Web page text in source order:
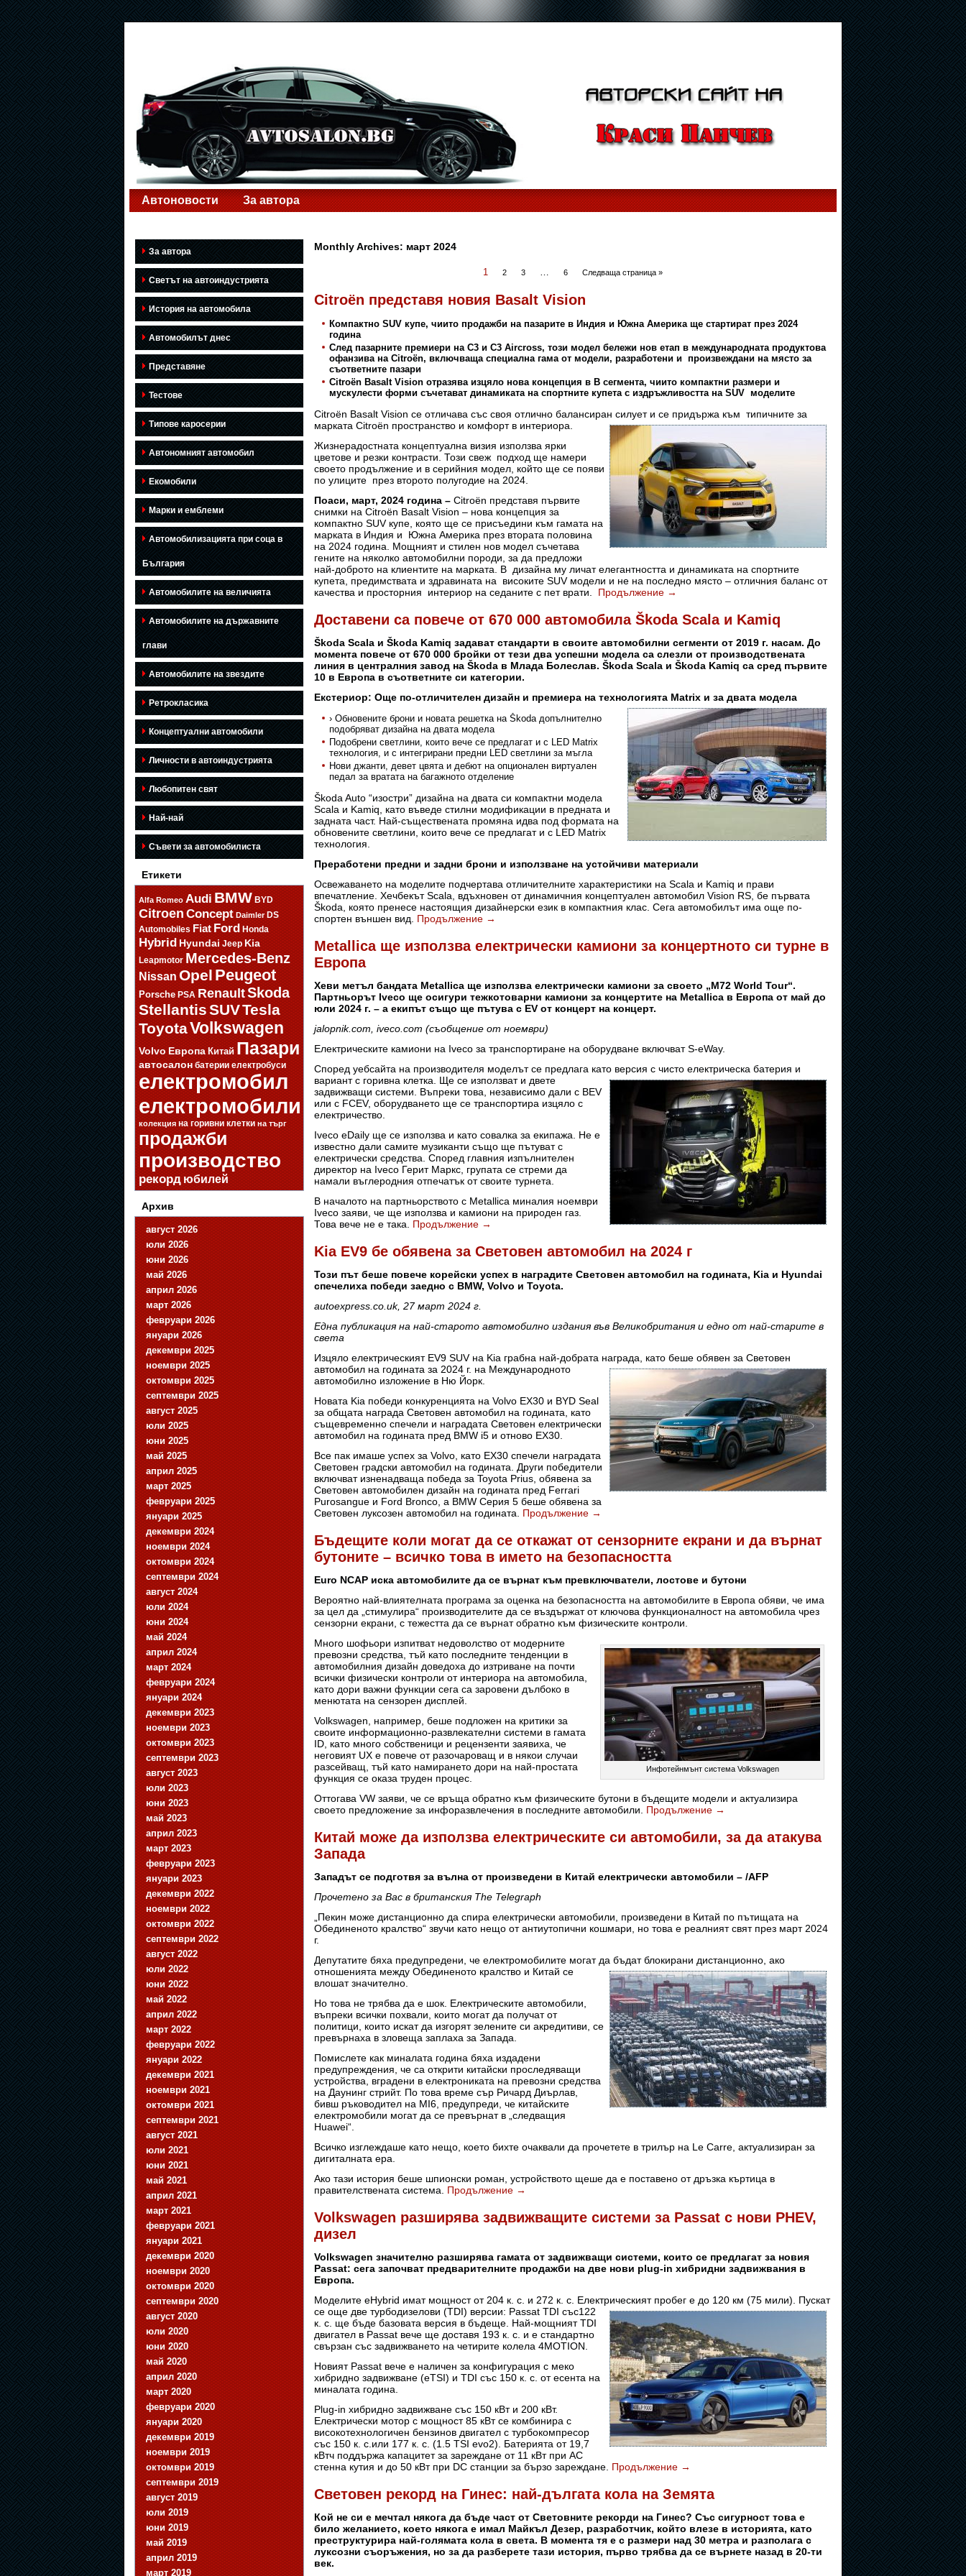
Автоновости За автора
За автора
Светът на автоиндустрията
История на автомобила
Автомобилът днес
Представяне
Тестове
Типове каросерии
Автономният автомобил
Екомобили
Марки и емблеми
Автомобилизацията при соца в
България
Автомобилите на величията
Автомобилите на държавните
глави
Автомобилите на звездите
Ретрокласика
Концептуални автомобили
Личности в автоиндустрията
Любопитен свят
Най-най
Съвети за автомобилиста
Етикети
Alfa Romeo Audi BMW BYD
Citroen Concept Daimler DS
Automobiles Fiat Ford Honda
HybridHyundai Jeep Kia
Leapmotor Mercedes-Benz
Nissan Opel Peugeot
Porsche PSA RenaultSkoda
StellantisSUVTesla
ToyotaVolkswagen
Volvo Европа Китай Пазари
автосалон батерии електробуси
електромобил
електромобили
колекция на горивни клетки на търг
продажби
производство
рекорд юбилей
Архив
август 2026
юли 2026
юни 2026
май 2026
април 2026
март 2026
февруари 2026
януари 2026
декември 2025
ноември 2025
октомври 2025
септември 2025
август 2025
юли 2025
юни 2025
май 2025
април 2025
март 2025
февруари 2025
януари 2025
декември 2024
ноември 2024
октомври 2024
септември 2024
август 2024
юли 2024
юни 2024
май 2024
април 2024
март 2024
февруари 2024
януари 2024
декември 2023
ноември 2023
октомври 2023
септември 2023
август 2023
юли 2023
юни 2023
май 2023
април 2023
март 2023
февруари 2023
януари 2023
декември 2022
ноември 2022
октомври 2022
септември 2022
август 2022
юли 2022
юни 2022
май 2022
април 2022
март 2022
февруари 2022
януари 2022
декември 2021
ноември 2021
октомври 2021
септември 2021
август 2021
юли 2021
юни 2021
май 2021
април 2021
март 2021
февруари 2021
януари 2021
декември 2020
ноември 2020
октомври 2020
септември 2020
август 2020
юли 2020
юни 2020
май 2020
април 2020
март 2020
февруари 2020
януари 2020
декември 2019
ноември 2019
октомври 2019
септември 2019
август 2019
юли 2019
юни 2019
май 2019
април 2019
март 2019
Monthly Archives: март 2024
1 2 3 … 6 Следваща страница »
Citroën представя новия Basalt Vision
Компактно SUV купе, чиито продажби на пазарите в Индия и Южна Америка ще стартират през 2024
година
След пазарните премиери на C3 и C3 Aircross, този модел бележи нов етап в международната продуктова
офанзива на Citroën, включваща специална гама от модели, разработени и произвеждани на място за
съответните пазари
Citroën Basalt Vision отразява изцяло нова концепция в В сегмента, чиито компактни размери и
мускулести форми съчетават динамиката на спортните купета с издръжливостта на SUV моделите
Citroën Basalt Vision се отличава със своя отлично балансиран силует и се придържа към типичните за
марката Citroën пространство и комфорт в интериора.
Жизнерадостната концептуална визия използва ярки
цветове и резки контрасти. Този свеж подход ще намери
своето продължение и в серийния модел, който ще се появи
по улиците през второто полугодие на 2024.
Поаси, март, 2024 година – Citroën представя първите
снимки на Citroën Basalt Vision – нова концепция за
компактно SUV купе, която ще се присъедини към гамата на
марката в Индия и Южна Америка през втората половина
на 2024 година. Мощният и стилен нов модел съчетава
гените на няколко автомобилни породи, за да предложи
най-доброто на клиентите на марката. В дизайна му личат елегантността и динамиката на спортните
купета, предимствата и здравината на високите SUV модели и не на последно място – отличния баланс от
качества и просторния интериор на седаните с пет врати. Продължение →
Доставени са повече от 670 000 автомобила Škoda Scala и Kamiq
Škoda Scala и Škoda Kamiq задават стандарти в своите автомобилни сегменти от 2019 г. насам. До
момента повече от 670 000 бройки от тези два успешни модела са слезли от производствената
линия в централния завод на Škoda в Млада Болеслав. Škoda Scala и Škoda Kamiq са сред първите
10 в Европа в съответните си категории.
Екстериор: Още по-отличителен дизайн и премиера на технологията Matrix и за двата модела
› Обновените брони и новата решетка на Škoda допълнително
подобряват дизайна на двата модела
Подобрени светлини, които вече се предлагат и с LED Matrix
технология, и с интегрирани предни LED светлини за мъгла
Нови джанти, девет цвята и дебют на опционален виртуален
педал за вратата на багажното отделение
Škoda Auto “изостри” дизайна на двата си компактни модела
Scala и Kamiq, като въведе стилни модификации в предната и
задната част. Най-съществената промяна идва под формата на
обновените светлини, които вече се предлагат и с LED Matrix
технология.
Преработени предни и задни брони и използване на устойчиви материали
Освежаването на моделите подчертава отличителните характеристики на Scala и Kamiq и прави
впечатление. Хечбекът Scala, вдъхновен от динамичния концептуален автомобил Vision RS, бе първата
Škoda, която пренесе настоящия дизайнерски език в компактния клас. Сега автомобилът има още по-
спортен външен вид. Продължение →
Metallica ще използва електрически камиони за концертното си турне в
Европа
Хеви метъл бандата Metallica ще използва електрически камиони за своето „M72 World Tour“.
Партньорът Iveco ще осигури тежкотоварни камиони за концертите на Metallica в Европа от май до
юли 2024 г. – а екипът също ще пътува с EV от концерт на концерт.
jalopnik.com, iveco.com (съобщение от ноември)
Електрическите камиони на Iveco за транспортиране на оборудване включват S-eWay.
Според уебсайта на производителя моделът се предлага като версия с чисто електрическа батерия и
вариант с горивна клетка. Ще се използват и двете
задвижващи системи. Въпреки това, независимо дали с BEV
или с FCEV, оборудването ще се транспортира изцяло с
електричество.
Iveco eDaily ще се използва и като совалка за екипажа. Не е
известно дали самите музиканти също ще пътуват с
електрически средства. Според главния изпълнителен
директор на Iveco Герит Маркс, групата се стреми да
намали въглеродния отпечатък от своите турнета.
В началото на партньорството с Metallica миналия ноември
Iveco заяви, че ще използва и камиони на природен газ.
Това вече не е така. Продължение →
Kia EV9 бе обявена за Световен автомобил на 2024 г
Този път беше повече корейски успех в наградите Световен автомобил на годината, Kia и Hyundai
спечелиха победи заедно с BMW, Volvo и Toyota.
autoexpress.co.uk, 27 март 2024 г.
Една публикация на най-старото автомобилно издания във Великобритания и едно от най-старите в
света
Изцяло електрическият EV9 SUV на Kia грабна най-добрата награда, като беше обявен за Световен
автомобил на годината за 2024 г. на Международното
автомобилно изложение в Ню Йорк.
Новата Kia победи конкуренцията на Volvo EX30 и BYD Seal
за общата награда Световен автомобил на годината, като
същевременно спечели и наградата Световен електрически
автомобил на годината пред BMW i5 и отново EX30.
Все пак имаше успех за Volvo, като EX30 спечели наградата
Световен градски автомобил на годината. Други победители
включват изненадваща победа за Toyota Prius, обявена за
Световен автомобилен дизайн на годината пред Ferrari
Purosangue и Ford Bronco, а BMW Серия 5 беше обявена за
Световен луксозен автомобил на годината. Продължение →
Бъдещите коли могат да се откажат от сензорните екрани и да върнат
бутоните – всичко това в името на безопасността
Euro NCAP иска автомобилите да се върнат към превключватели, лостове и бутони
Вероятно най-влиятелната програма за оценка на безопасността на автомобилите в Европа обяви, че има
за цел да „стимулира“ производителите да се въздържат от ключова функционалност на автомобила чрез
сензорни екрани, с тежестта да се върнат обратно към физическите контроли.
Инфотейнмънт система Volkswagen
Много шофьори изпитват недоволство от модерните
превозни средства, тъй като последните тенденции в
автомобилния дизайн доведоха до изтриване на почти
всички физически контроли от интериора на автомобила,
като дори важни функции сега са заровени дълбоко в
менютата на сензорен дисплей.
Volkswagen, например, беше подложен на критики за
своите информационно-развлекателни системи в гамата
ID, като много собственици и рецензенти заявиха, че
неговият UX е повече от разочароващ и в някои случаи
разсейващ, тъй като намирането дори на най-простата
функция се оказа труден процес.
Оттогава VW заяви, че се връща обратно към физическите бутони в бъдещите модели и актуализира
своето предложение за инфоразвлечения в последните автомобили. Продължение →
Китай може да използва електрическите си автомобили, за да атакува
Запада
Западът се подготвя за вълна от произведени в Китай електрически автомобили – /AFP
Прочетено за Вас в британския The Telegraph
„Пекин може дистанционно да спира електрически автомобили, произведени в Китай по пътищата на
Обединеното кралство“ звучи като нещо от антиутопични кошмари, но това е реалният свят през март 2024
г.
Депутатите бяха предупредени, че електромобилите могат да бъдат блокирани дистанционно, ако
отношенията между Обединеното кралство и Китай се
влошат значително.
Но това не трябва да е шок. Електрическите автомобили,
въпреки всички похвали, които могат да получат от
политици, които искат да изгорят зелените си акредитиви, се
превърнаха в зловеща заплаха за Запада.
Помислете как миналата година бяха издадени
предупреждения, че са открити китайски проследяващи
устройства, вградени в електрониката на превозни средства
на Даунинг стрийт. По това време сър Ричард Диърлав,
бивш ръководител на MI6, предупреди, че китайските
електромобили могат да се превърнат в „следващия
Huawei“.
Всичко изглеждаше като нещо, което бихте очаквали да прочетете в трилър на Le Carre, актуализиран за
дигиталната ера.
Ако тази история беше шпионски роман, устройството щеше да е поставено от дръзка къртица в
правителствената система. Продължение →
Volkswagen разширява задвижващите системи за Passat с нови PHEV,
дизел
Volkswagen значително разширява гамата от задвижващи системи, които се предлагат за новия
Passat: сега започват предварителните продажби на две нови plug-in хибридни задвижвания в
Европа.
Моделите eHybrid имат мощност от 204 к. с. и 272 к. с. Електрическият пробег е до 120 км (75 мили). Пускат
се още две турбодизелови (TDI) версии: Passat TDI със122
к. с. ще бъде базовата версия в бъдеще. Най-мощният TDI
двигател в Passat вече ще доставя 193 к. с. и е стандартно
свързан със задвижването на четирите колела 4MOTION.
Новият Passat вече е наличен за конфигурация с меко
хибридно задвижване (eTSI) и TDI със 150 к. с. от есента на
миналата година.
Plug-in хибридно задвижване със 150 кВт и 200 кВт.
Електрически мотор с мощност 85 кВт се комбинира с
високотехнологичен бензинов двигател с турбокомпресор
със 150 к. с.или 177 к. с. (1.5 TSI evo2). Батерията от 19,7
кВтч поддържа капацитет за зареждане от 11 кВт при AC
стенна кутия и до 50 кВт при DC станции за бързо зареждане. Продължение →
Световен рекорд на Гинес: най-дългата кола на Земята
Кой не си е мечтал някога да бъде част от Световните рекорди на Гинес? Със сигурност това е
било желанието, което някога е имал Майкъл Дезер, разработчик, който влезе в историята, като
преструктурира най-голямата кола в света. В момента тя е с размери над 30 метра и разполага с
луксозни съоръжения, но за да разберете тази история, първо трябва да се върнете назад в 20-ти
век.